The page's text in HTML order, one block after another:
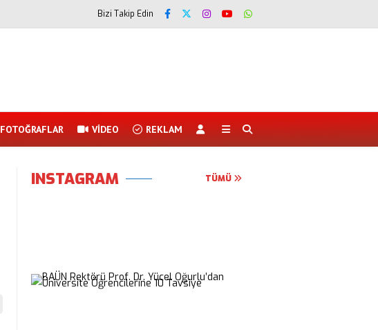
Bizi Takip Edin
FOTOĞRAFLAR VİDEO REKLAM
INSTAGRAM TÜMÜ